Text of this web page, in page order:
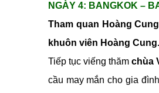
NGÀY 4: BANGKOK –
Tham quan Hoàng Cung
khuôn viên Hoàng Cung.
Tiếp tục viếng thămchùa
cầu may mắn cho gia